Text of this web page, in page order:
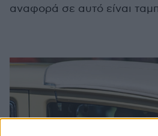
αναφορά σε αυτό είναι